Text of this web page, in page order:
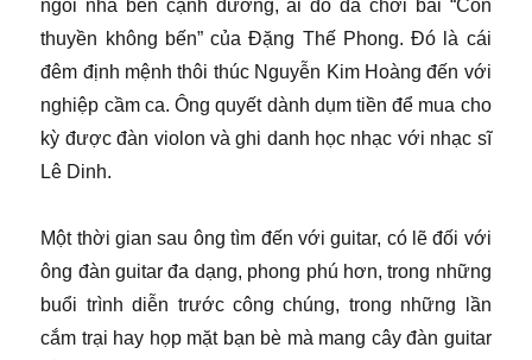
ngôi nhà bên cạnh đường, ai đó đã chơi bài “Con
thuyền không bến” của Đặng Thế Phong. Đó là cái
đêm định mệnh thôi thúc Nguyễn Kim Hoàng đến với
nghiệp cầm ca. Ông quyết dành dụm tiền để mua cho
kỳ được đàn violon và ghi danh học nhạc với nhạc sĩ
Lê Dinh.
Một thời gian sau ông tìm đến với guitar, có lẽ đối với
ông đàn guitar đa dạng, phong phú hơn, trong những
buổi trình diễn trước công chúng, trong những lần
cắm trại hay họp mặt bạn bè mà mang cây đàn guitar